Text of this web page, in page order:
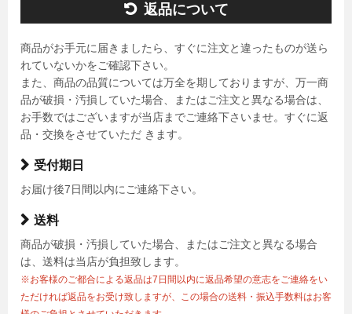
返品について
商品がお手元に届きましたら、すぐに注文と違ったものが送ら
れていないかをご確認下さい。
また、商品の品質については万全を期しておりますが、万一商
品が破損・汚損していた場合、またはご注文と異なる場合は、
お手数ではございますが当店までご連絡下さいませ。すぐに返
品・交換をさせていただ きます。
受付期日
お届け後7日間以内にご連絡下さい。
送料
商品が破損・汚損していた場合、またはご注文と異なる場合
は、送料は当店が負担致します。
※お客様のご都合による返品は7日間以内に返品希望の意志をご連絡をい
ただければ返品をお受け致しますが、この場合の送料・振込手数料はお客